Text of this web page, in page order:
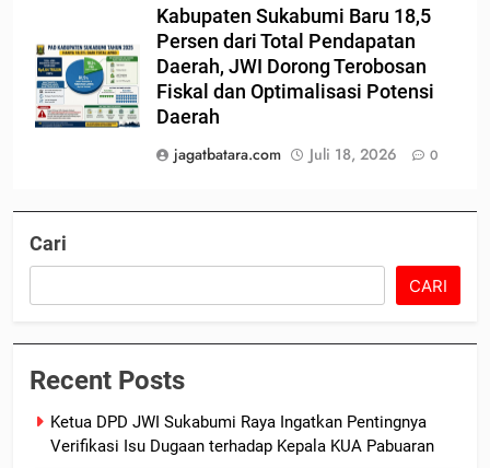
Kabupaten Sukabumi Baru 18,5
Persen dari Total Pendapatan
Daerah, JWI Dorong Terobosan
Fiskal dan Optimalisasi Potensi
Daerah
jagatbatara.com
Juli 18, 2026 0
Cari
CARI
Recent Posts
Ketua DPD JWI Sukabumi Raya Ingatkan Pentingnya
Verifikasi Isu Dugaan terhadap Kepala KUA Pabuaran